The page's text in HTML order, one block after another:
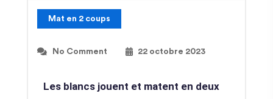
Mat en 2 coups
No Comment 22 octobre 2023
Les blancs jouent et matent en deux